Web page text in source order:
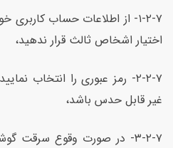
۱-۲-۷- از اطلاعات حساب
اختیار اشخاص ثالث قرار ندهید،
۲-۲-۷- رمز عبوری را انتخاب
غیر قابل حدس باشد،
۳-۲-۷- در صورت وقوع سرقت